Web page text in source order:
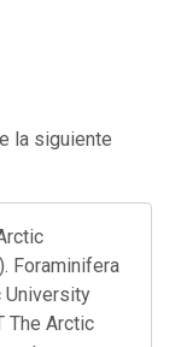
la siguiente
Foraminifera
University
The Arctic